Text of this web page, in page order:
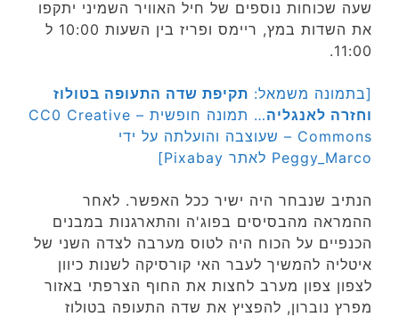
שעה שכוחות נוספים של חיל האוויר השמיני יתקפו
את השדות במץ, ריימס ופריז בין השעות 10:00 ל
11:00.
[בתמונה משמאל: תקיפת שדה התעופה בטולוז
וחזרה לאנגליה
… תמונה חופשית – CC0 Creative
Commons – שעוצבה והועלתה על ידי
Peggy_Marco לאתר Pixabay]
הנתיב שנבחר היה ישיר ככל האפשר. לאחר
ההמראה מהבסיסים בפוג'ה והתארגנות במבנים
הכנפיים על הכוח היה לטוס מערבה לצדה השני של
איטליה להמשיך לעבר האי קורסיקה לשנות כיוון
לצפון צפון מערב לחצות את החוף הצרפתי באזור
מפרץ נוברון, להפציץ את שדה התעופה בטולוז